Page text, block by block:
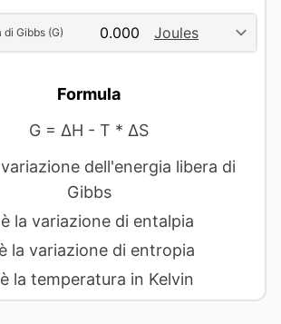
di Gibbs (G)
Formula
G = ΔH - T * ΔS
dell'energia libera di
Gibbs
la variazione di entalpia
la variazione di entropia
la temperatura in Kelvin